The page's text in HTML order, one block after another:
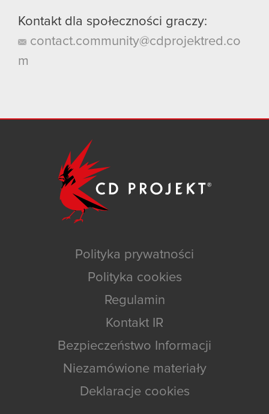
Kontakt dla społeczności graczy:
contact.community@cdprojektred.co
m
Polityka prywatności
Polityka cookies
Regulamin
Kontakt IR
Bezpieczeństwo Informacji
Niezamówione materiały
Deklaracje cookies